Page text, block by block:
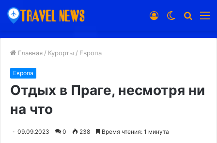
Switch
Войти
Главная / Курорты / Европа
Европа
Отдых в Праге, несмотря ни
на что
09.09.2023 0 238 Время чтения: 1 минута